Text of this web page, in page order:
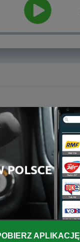
APLIKACJĘ